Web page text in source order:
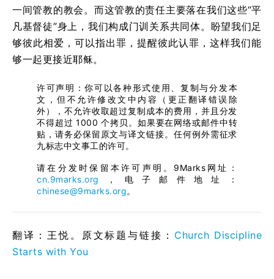
一间管教的教会。而这管教的责任主要落在我们这些“平
凡基督徒”身上，我们构成门训关系共同体。盼望我们足
够彼此相爱，可以指出罪，提醒彼此认罪，这样我们能
够一起更接近耶稣。
许可声明：你可以各种形式使用、复制与分发本
文，但不允许修改文中内容（更正翻译错误除
外），不允许收取超过复制成本的费用，并且分发
不得超过 1000 个拷贝。如果要在网络或邮件中转
贴，请务必保留原文与译文链接。任何例外需征求
九标志中文事工的许可。
请在分发时保留本许可声明。9Marks网址：
cn.9marks.org ，电子邮件地址：
chinese@9marks.org。
翻译：王悦。原文标题与链接： Church Discipline
Starts with You